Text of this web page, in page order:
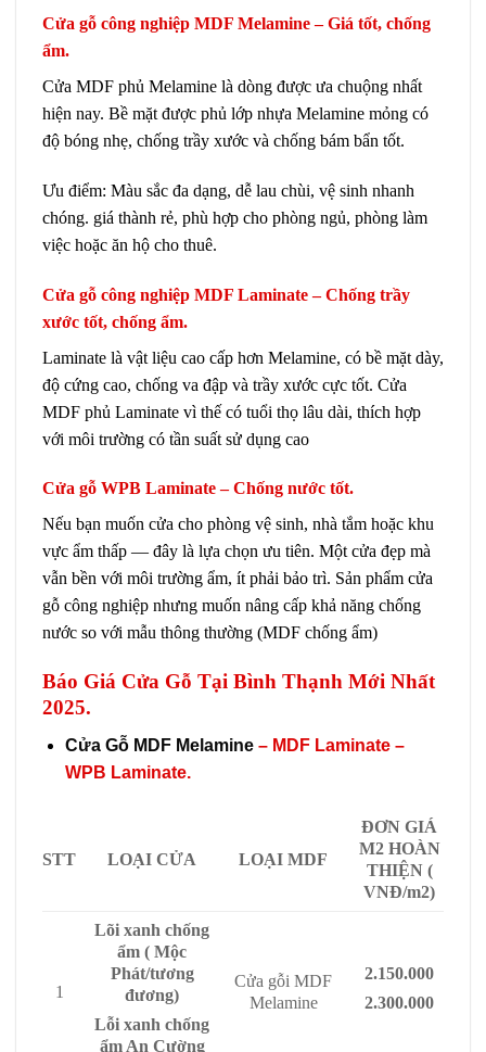
Cửa gỗ công nghiệp MDF Melamine – Giá tốt, chống
ẩm.
Cửa MDF phủ Melamine là dòng được ưa chuộng nhất
hiện nay. Bề mặt được phủ lớp nhựa Melamine mỏng có
độ bóng nhẹ, chống trầy xước và chống bám bẩn tốt.
Ưu điểm: Màu sắc đa dạng, dễ lau chùi, vệ sinh nhanh
chóng. giá thành rẻ, phù hợp cho phòng ngủ, phòng làm
việc hoặc ăn hộ cho thuê.
Cửa gỗ công nghiệp MDF Laminate – Chống trầy
xước tốt, chống ẩm.
Laminate là vật liệu cao cấp hơn Melamine, có bề mặt dày,
độ cứng cao, chống va đập và trầy xước cực tốt. Cửa
MDF phủ Laminate vì thế có tuổi thọ lâu dài, thích hợp
với môi trường có tần suất sử dụng cao
Cửa gỗ WPB Laminate – Chống nước tốt.
Nếu bạn muốn cửa cho phòng vệ sinh, nhà tắm hoặc khu
vực ẩm thấp — đây là lựa chọn ưu tiên. Một cửa đẹp mà
vẫn bền với môi trường ẩm, ít phải bảo trì. Sản phẩm cửa
gỗ công nghiệp nhưng muốn nâng cấp khả năng chống
nước so với mẫu thông thường (MDF chống ẩm)
Báo Giá Cửa Gỗ Tại Bình Thạnh Mới Nhất
2025.
Cửa Gỗ MDF Melamine– MDF Laminate –
WPB Laminate.
STT LOẠI CỬA LOẠI MDF
ĐƠN GIÁ
M2 HOÀN
THIỆN (
VNĐ/m2)
1
Lõi xanh chống
ẩm ( Mộc
Phát/tương
đương)
Lỗi xanh chống
ẩm An Cường
Cửa gỗi MDF
Melamine
2.150.000
2.300.000